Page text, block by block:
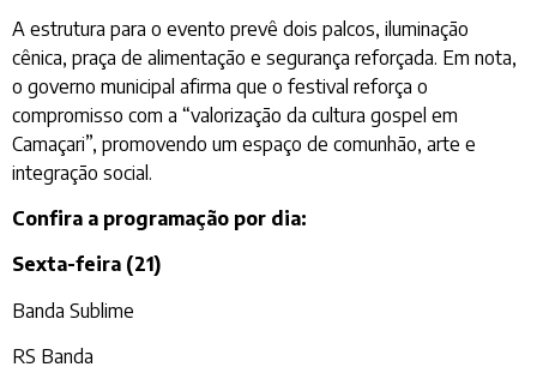
A estrutura para o evento prevê dois palcos, iluminação
cênica, praça de alimentação e segurança reforçada. Em nota,
o governo municipal afirma que o festival reforça o
compromisso com a “valorização da cultura gospel em
Camaçari”, promovendo um espaço de comunhão, arte e
integração social.
Confira a programação por dia:
Sexta-feira (21)
Banda Sublime
RS Banda